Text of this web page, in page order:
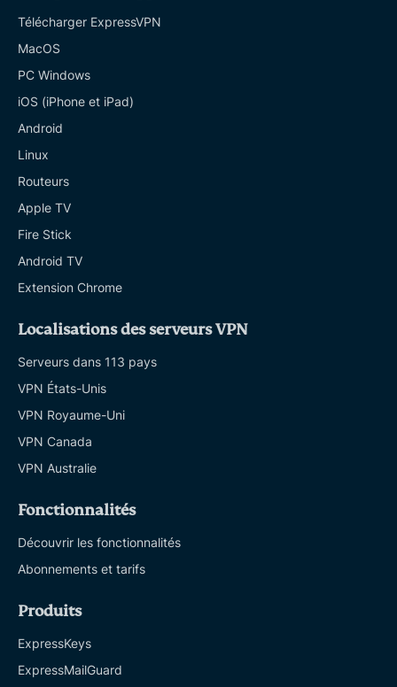
Télécharger ExpressVPN
MacOS
PC Windows
iOS (iPhone et iPad)
Android
Linux
Routeurs
Apple TV
Fire Stick
Android TV
Extension Chrome
Localisations des serveurs VPN
Serveurs dans 113 pays
VPN États-Unis
VPN Royaume-Uni
VPN Canada
VPN Australie
Fonctionnalités
Découvrir les fonctionnalités
Abonnements et tarifs
Produits
ExpressKeys
ExpressMailGuard